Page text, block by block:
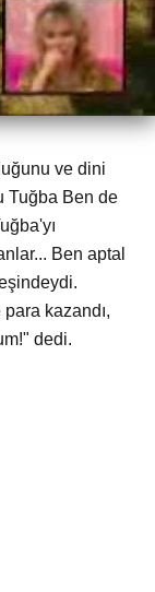
ve dini
Tuğba Ben de
Ben aptal
kazandı,
dedi.